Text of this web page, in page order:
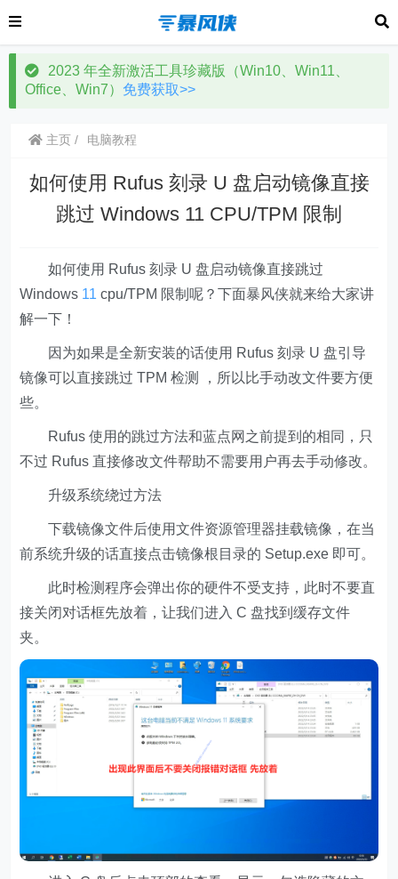
2023 年全新激活工具珍藏版（Win10、Win11、
Office、Win7） 免费获取>>
主页 电脑教程
如何使用 Rufus 刻录 U 盘启动镜像直接
跳过 Windows 11 CPU/TPM 限制
如何使用 Rufus 刻录 U 盘启动镜像直接跳过
Windows 11 cpu/TPM 限制呢？下面暴风侠就来给大家讲
解一下！
因为如果是全新安装的话使用 Rufus 刻录 U 盘引导
镜像可以直接跳过 TPM 检测 ，所以比手动改文件要方便
些。
Rufus 使用的跳过方法和蓝点网之前提到的相同，只
不过 Rufus 直接修改文件帮助不需要用户再去手动修改。
升级系统绕过方法
下载镜像文件后使用文件资源管理器挂载镜像，在当
前系统升级的话直接点击镜像根目录的 Setup.exe 即可。
此时检测程序会弹出你的硬件不受支持，此时不要直
接关闭对话框先放着，让我们进入 C 盘找到缓存文件
夹。